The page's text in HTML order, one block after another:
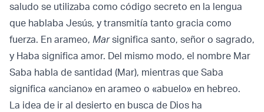
saludo se utilizaba como código secreto en la lengua
que hablaba Jesús, y transmitía tanto gracia como
fuerza. En arameo, Marsignifica santo, señor o sagrado,
y Haba significa amor. Del mismo modo, el nombre Mar
Saba habla de santidad (Mar), mientras que Saba
significa «anciano» en arameo o «abuelo» en hebreo.
La idea de ir al desierto en busca de Dios ha